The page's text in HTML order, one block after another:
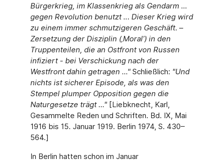
Bürgerkrieg, im Klassenkrieg als Gendarm ...
gegen Revolution benutzt ... Dieser Krieg wird
zu einem immer schmutzigeren Geschäft. –
Zersetzung der Disziplin (‚Moral’) in den
Truppenteilen, die an Ostfront von Russen
infiziert - bei Verschickung nach der
Westfront dahin getragen ..."Schließlich: "Und
nichts ist sicherer Episode, als was den
Stempel plumper Opposition gegen die
Naturgesetze trägt ..."[Liebknecht, Karl,
Gesammelte Reden und Schriften. Bd. IX, Mai
1916 bis 15. Januar 1919. Berlin 1974, S. 430–
564.]
In Berlin hatten schon im Januar